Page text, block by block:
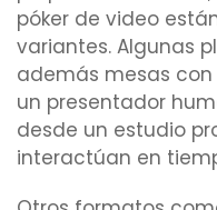
póker de video
variantes. Algunas
además mesas
un presentador
desde un estudio
interactúan en